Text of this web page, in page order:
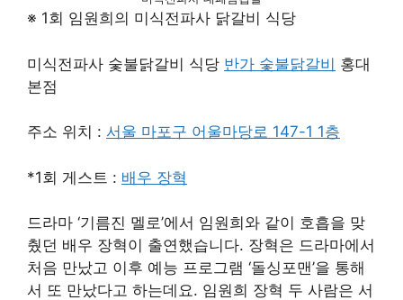
※ 1회 임원희의 미식전파사 닭갈비 식당
미식전파사 숯불닭갈비 식당 반가 숯불닭갈비 홍대
본점
주소 위치 : 서울 마포구 어울마당로 147-1 1층
*1회 게스트 : 배우 장혁
드라마 ‘기름진 멜로’에서 임원희와 같이 호흡을 맞
췄던 배우 장혁이 출연했습니다. 장혁은 드라마에서
처음 만났고 이후 예능 프로그램 ‘돌싱포맨’을 통해
서 또 만났다고 하는데요. 임원희 장혁 두 사람은 서